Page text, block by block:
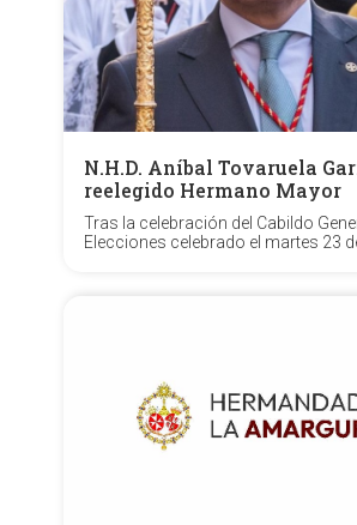
N.H.D. Aníbal Tovaruela
reelegido Hermano Mayor
Tras la celebración del Cabildo
Elecciones celebrado el martes 23